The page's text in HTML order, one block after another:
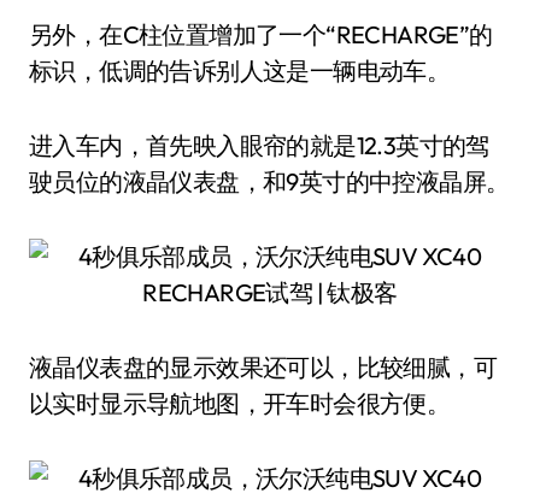
另外，在C柱位置增加了一个“RECHARGE”的
标识，低调的告诉别人这是一辆电动车。
进入车内，首先映入眼帘的就是12.3英寸的驾
驶员位的液晶仪表盘，和9英寸的中控液晶屏。
液晶仪表盘的显示效果还可以，比较细腻，可
以实时显示导航地图，开车时会很方便。